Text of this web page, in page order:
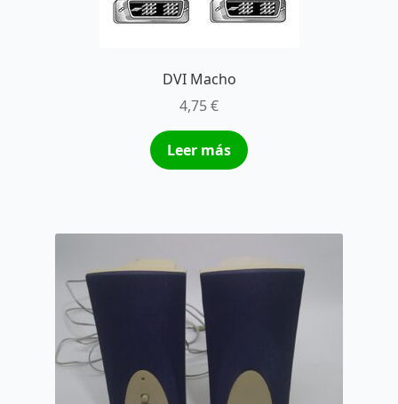
DVI Macho
4,75€
Leer más